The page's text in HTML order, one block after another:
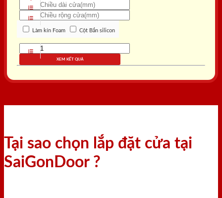
Làm kín Foam Cột Bắn silicon
XEM KẾT QUẢ
Tại sao chọn lắp đặt cửa tại
SaiGonDoor ?